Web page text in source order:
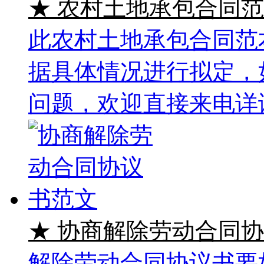
★ 农村土地承包合同
此农村土地承包合同
据具体情况进行拟定
问题，欢迎直接来电详
★ 协商解除劳动合同